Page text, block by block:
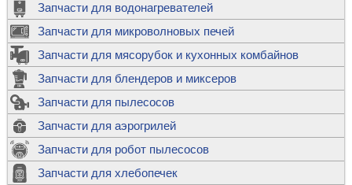
Запчасти для водонагревателей
Запчасти для микроволновых печей
Запчасти для мясорубок и кухонных комбайнов
Запчасти для блендеров и миксеров
Запчасти для пылесосов
Запчасти для аэрогрилей
Запчасти для робот пылесосов
Запчасти для хлебопечек